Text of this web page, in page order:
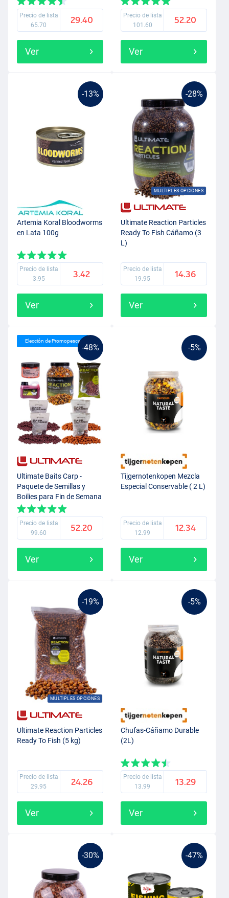
Precio de lista
65.70
29.40
Ver
Precio de lista
101.60
52.20
Ver
-13%
Artemia Koral Bloodworms
en Lata 100g
Precio de lista
3.95
3.42
Ver
-28%
MULTIPLES OPCIONES
Ultimate Reaction Particles
Ready To Fish Cáñamo (3
L)
Precio de lista
19.95
14.36
Ver
-48%
Elección de Promopesca
Ultimate Baits Carp -
Paquete de Semillas y
Boilies para Fin de Semana
Precio de lista
99.60
52.20
Ver
-5%
Tijgernotenkopen Mezcla
Especial Conservable ( 2 L)
Precio de lista
12.99
12.34
Ver
-19%
MULTIPLES OPCIONES
Ultimate Reaction Particles
Ready To Fish (5 kg)
Precio de lista
29.95
24.26
Ver
-5%
Chufas-Cáñamo Durable
(2L)
Precio de lista
13.99
13.29
Ver
-30% -47%